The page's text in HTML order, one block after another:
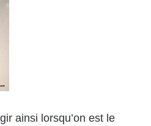
ainsi lorsqu’on est le